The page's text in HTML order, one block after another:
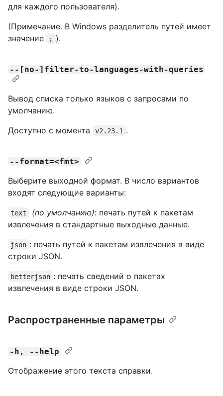
для каждого пользователя).
(Примечание. В Windows разделитель путей имеет
значение
; ).
--[no-]filter-to-languages-with-queries
Вывод списка только языков с запросами по
умолчанию.
Доступно с момента
v2.23.1 .
--format=<fmt>
Выберите выходной формат. В число вариантов
входят следующие варианты:
text (по умолчанию): печать путей к пакетам
извлечения в стандартные выходные данные.
json : печать путей к пакетам извлечения в виде
строки JSON.
betterjson : печать сведений о пакетах
извлечения в виде строки JSON.
Распространенные параметры
-h, --help
Отображение этого текста справки.